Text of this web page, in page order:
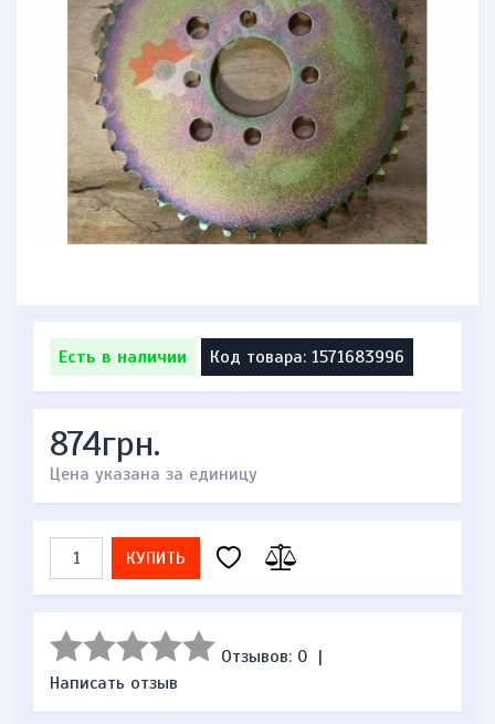
Есть в наличии Код товара: 1571683996
874грн.
Цена указана за единицу
КУПИТЬ
Отзывов: 0 |
Написать отзыв